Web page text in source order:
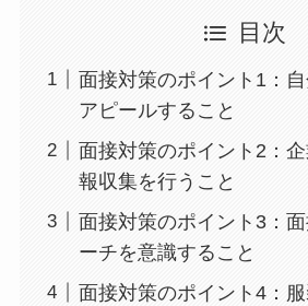
目次
面接対策のポイント1：
アピールすること
面接対策のポイント2：
報収集を行うこと
面接対策のポイント3：
ーチを意識すること
面接対策のポイント4：